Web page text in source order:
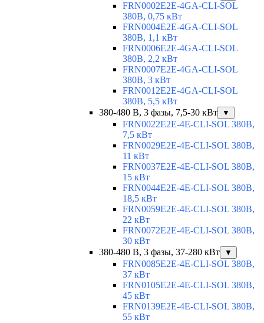
FRN0002E2E-4GA-CLI-SOL
380В, 0,75 кВт
FRN0004E2E-4GA-CLI-SOL
380В, 1,1 кВт
FRN0006E2E-4GA-CLI-SOL
380В, 2,2 кВт
FRN0007E2E-4GA-CLI-SOL
380В, 3 кВт
FRN0012E2E-4GA-CLI-SOL
380В, 5,5 кВт
380-480 В, 3 фазы, 7,5-30 кВт
▼
FRN0022E2E-4E-CLI-SOL 380В,
7,5 кВт
FRN0029E2E-4E-CLI-SOL 380В,
11 кВт
FRN0037E2E-4E-CLI-SOL 380В,
15 кВт
FRN0044E2E-4E-CLI-SOL 380В,
18,5 кВт
FRN0059E2E-4E-CLI-SOL 380В,
22 кВт
FRN0072E2E-4E-CLI-SOL 380В,
30 кВт
380-480 В, 3 фазы, 37-280 кВт
▼
FRN0085E2E-4E-CLI-SOL 380В,
37 кВт
FRN0105E2E-4E-CLI-SOL 380В,
45 кВт
FRN0139E2E-4E-CLI-SOL 380В,
55 кВт